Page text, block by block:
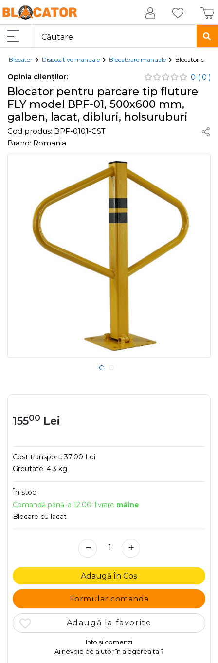
Blocator Dispozitive manuale Blocatoare manuale Blocator
Opinia clienților: 0 ( 0 )
Blocator pentru parcare tip fluture
FLY model BPF-01, 500x600 mm,
galben, lacat, dibluri, holsuruburi
Cod produs: BPF-0101-CST
Brand: Romania
15500 Lei
Cost transport:37.00 Lei
Greutate: 4.3 kg
În stoc
Comandă până la 12:00: livrare mâine
Blocare cu lacat
- +
Adaugă în Coș
Formular comanda
Adaugă la favorite
Info și comenzi
Ai nevoie de ajutor în alegerea ta ?